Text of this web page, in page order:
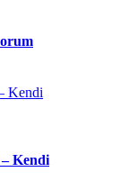
Kendi